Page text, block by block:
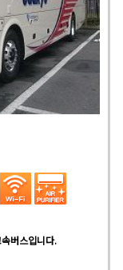
버스입니다.